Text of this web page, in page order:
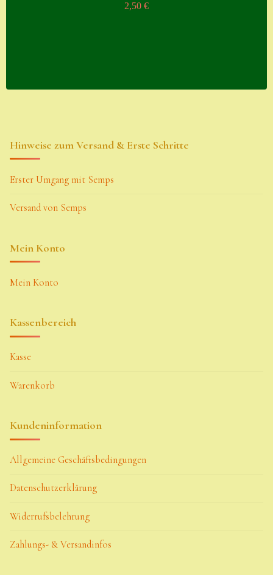
2,50 €
Hinweise zum Versand & Erste Schritte
Erster Umgang mit Semps
Versand von Semps
Mein Konto
Mein Konto
Kassenbereich
Kasse
Warenkorb
Kundeninformation
Allgemeine Geschäftsbedingungen
Datenschutzerklärung
Widerrufsbelehrung
Zahlungs- & Versandinfos